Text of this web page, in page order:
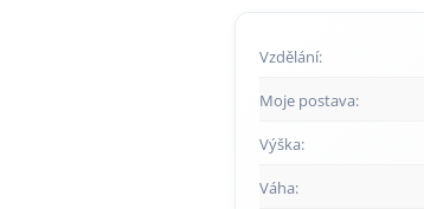
Vzdělání:
Moje postava:
Výška:
Váha: